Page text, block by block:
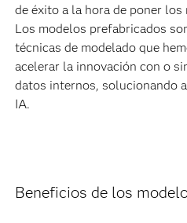
de éxito a la hora de poner
Los modelos prefabricados
técnicas de modelado que
acelerar la innovación con o
datos internos, solucionando
IA.
Beneficios de los